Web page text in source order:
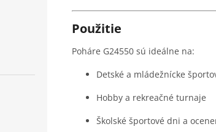
Použitie
Poháre G24550 sú ideálne na:
Detské a mládežnícke
Hobby a rekreačné turnaje
Školské športové dni a